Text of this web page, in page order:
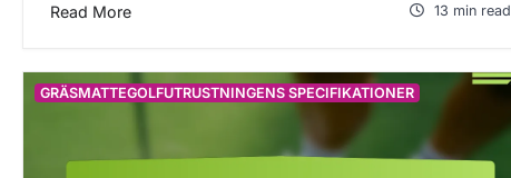
Read More 13 min read
GRÄSMATTEGOLFUTRUSTNINGENS SPECIFIKATIONER